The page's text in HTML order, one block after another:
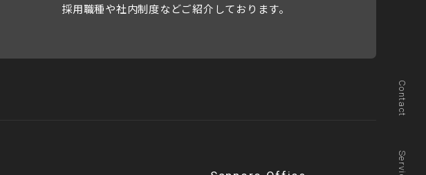
Contact
Service
採用職種や社内制度などご紹介しております。